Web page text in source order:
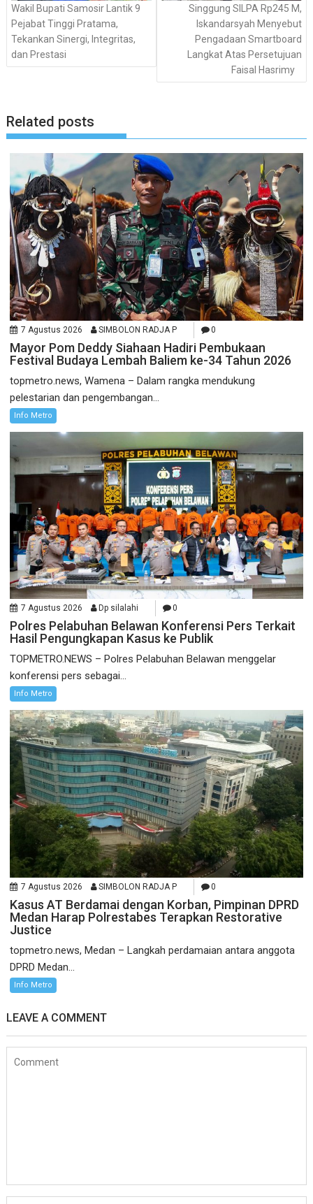
Wakil Bupati Samosir Lantik 9
Pejabat Tinggi Pratama,
Tekankan Sinergi, Integritas,
dan Prestasi
Singgung SILPA Rp245 M,
Iskandarsyah Menyebut
Pengadaan Smartboard
Langkat Atas Persetujuan
Faisal Hasrimy
Related posts
7 Agustus 2026 SIMBOLON RADJA P 0
Mayor Pom Deddy Siahaan Hadiri Pembukaan
Festival Budaya Lembah Baliem ke-34 Tahun 2026
topmetro.news, Wamena – Dalam rangka mendukung
pelestarian dan pengembangan...
Info Metro
7 Agustus 2026 Dp silalahi 0
Polres Pelabuhan Belawan Konferensi Pers Terkait
Hasil Pengungkapan Kasus ke Publik
TOPMETRO.NEWS – Polres Pelabuhan Belawan menggelar
konferensi pers sebagai...
Info Metro
7 Agustus 2026 SIMBOLON RADJA P 0
Kasus AT Berdamai dengan Korban, Pimpinan DPRD
Medan Harap Polrestabes Terapkan Restorative
Justice
topmetro.news, Medan – Langkah perdamaian antara anggota
DPRD Medan...
Info Metro
LEAVE A COMMENT